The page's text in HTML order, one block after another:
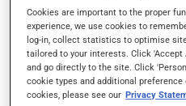
l'alcool. La prise d'alcool
produit. Il est recommandé
d'alcool durant le traitement.
Pour assurer son efficacité,
entre la prise de ce
Cookies are important to the proper
experience, we use cookies to
log-in, collect statistics to optimise
tailored to your interests. Click
and go directly to the site. Click
cookie types and additional
cookies, please see our Privacy